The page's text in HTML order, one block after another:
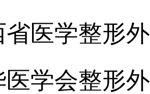
省医学整形
医学会整形